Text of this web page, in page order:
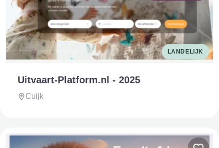
LANDELIJK
Uitvaart-Platform.nl - 2025
Cuijk